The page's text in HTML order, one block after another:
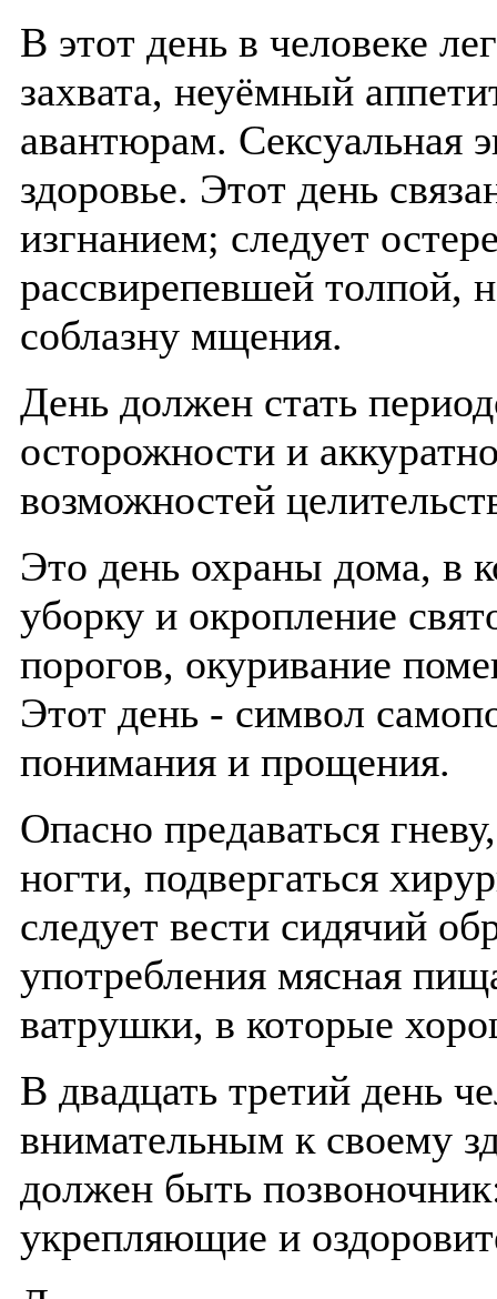
В этот день в человеке
захвата, неуёмный
авантюрам. Сексуальная
здоровье. Этот день
изгнанием; следует
рассвирепевшей толпой,
соблазну мщения.
День должен стать
осторожности и
возможностей
Это день охраны дома, в
уборку и окропление
порогов, окуривание
Этот день - символ
понимания и прощения.
Опасно предаваться
ногти, подвергаться
следует вести сидячий
употребления мясная
ватрушки, в которые
В двадцать третий день
внимательным к своему
должен быть
укрепляющие и